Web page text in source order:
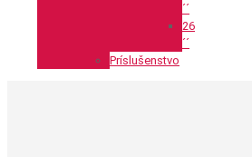
´´
26
´´
Príslušenstvo